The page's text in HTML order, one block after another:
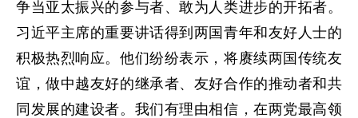
争当亚太振兴的参与者、敢为人类进步的开拓者。
习近平主席的重要讲话得到两国青年和友好人士的
积极热烈响应。他们纷纷表示，将赓续两国传统友
谊，做中越友好的继承者、友好合作的推动者和共
同发展的建设者。我们有理由相信，在两党最高领